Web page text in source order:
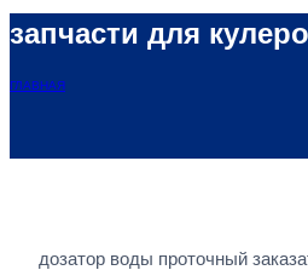
запчасти для
ГЛАВНАЯ
дозатор воды проточный